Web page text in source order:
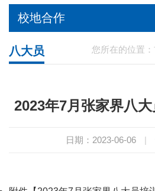
校地合作
您所在的位置：
八大员
2023年7月张家界八
日期：2023-06-06 |